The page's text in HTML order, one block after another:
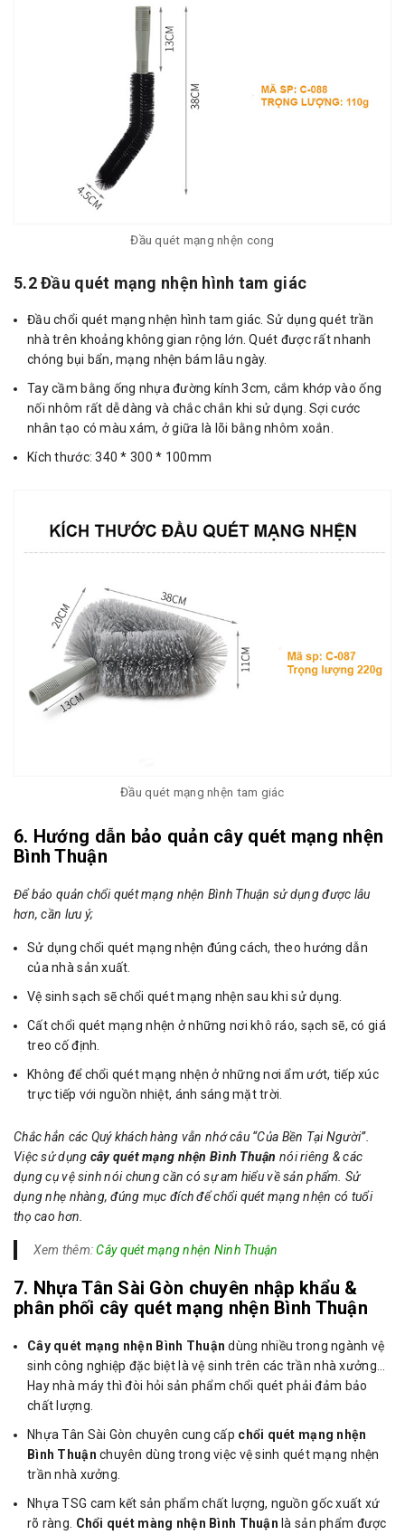
Đầu quét mạng nhện cong
5.2 Đầu quét mạng nhện hình tam giác
Đầu chổi quét mạng nhện hình tam giác. Sử dụng quét trần
nhà trên khoảng không gian rộng lớn. Quét được rất nhanh
chóng bụi bẩn, mạng nhện bám lâu ngày.
Tay cầm bằng ống nhựa đường kính 3cm, cắm khớp vào ống
nối nhôm rất dễ dàng và chắc chắn khi sử dụng. Sợi cước
nhân tạo có màu xám, ở giữa là lõi bằng nhôm xoắn.
Kích thước: 340 * 300 * 100mm
Đầu quét mạng nhện tam giác
6. Hướng dẫn bảo quản cây quét mạng nhện
Bình Thuận
Để bảo quản chổi quét mạng nhện Bình Thuận sử dụng được lâu
hơn, cần lưu ý;
Sử dụng chổi quét mạng nhện đúng cách, theo hướng dẫn
của nhà sản xuất.
Vệ sinh sạch sẽ chổi quét mạng nhện sau khi sử dụng.
Cất chổi quét mạng nhện ở những nơi khô ráo, sạch sẽ, có giá
treo cố định.
Không để chổi quét mạng nhện ở những nơi ẩm ướt, tiếp xúc
trực tiếp với nguồn nhiệt, ánh sáng mặt trời.
Chắc hẳn các Quý khách hàng vẫn nhớ câu “Của Bền Tại Người”.
Việc sử dụng cây quét mạng nhện Bình Thuận nói riêng & các
dụng cụ vệ sinh nói chung cần có sự am hiểu về sản phẩm. Sử
dụng nhẹ nhàng, đúng mục đích để chổi quét mạng nhện có tuổi
thọ cao hơn.
Xem thêm:Cây quét mạng nhện Ninh Thuận
7. Nhựa Tân Sài Gòn chuyên nhập khẩu &
phân phối cây quét mạng nhện Bình Thuận
Cây quét mạng nhện Bình Thuận dùng nhiều trong ngành vệ
sinh công nghiệp đặc biệt là vệ sinh trên các trần nhà xưởng…
Hay nhà máy thì đòi hỏi sản phẩm chổi quét phải đảm bảo
chất lượng.
Nhựa Tân Sài Gòn chuyên cung cấp chổi quét mạng nhện
Bình Thuận chuyên dùng trong việc vệ sinh quét mạng nhện
trần nhà xưởng.
Nhựa TSG cam kết sản phẩm chất lượng, nguồn gốc xuất xứ
rõ ràng. Chổi quét màng nhện Bình Thuận là sản phẩm được